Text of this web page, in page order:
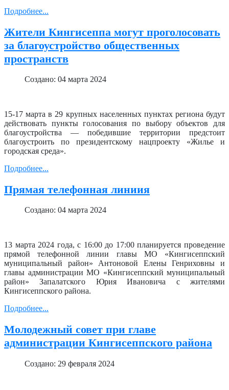
Подробнее...
Жители Кингисеппа могут проголосовать
за благоустройство общественных
пространств
Создано: 04 марта 2024
15-17 марта в 29 крупных населенных пунктах региона будут
действовать пункты голосования по выбору объектов для
благоустройства — победившие территории предстоит
благоустроить по президентскому нацпроекту «Жилье и
городская среда».
Подробнее...
Прямая телефонная линиия
Создано: 04 марта 2024
13 марта 2024 года, с 16:00 до 17:00 планируется проведение
прямой телефонной линии главы МО «Кингисеппский
муниципальный район» Антоновой Елены Генриховны и
главы администрации МО «Кингисеппский муниципальный
район» Запалатского Юрия Ивановича с жителями
Кингисеппского района.
Подробнее...
Молодежный совет при главе
администрации Кингисеппского района
Создано: 29 февраля 2024